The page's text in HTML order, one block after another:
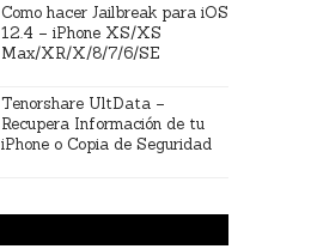
Como hacer Jailbreak para iOS
12.4 – iPhone XS/XS
Max/XR/X/8/7/6/SE
Tenorshare UltData –
Recupera Información de tu
iPhone o Copia de Seguridad